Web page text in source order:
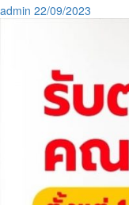
admin 22/09/2023